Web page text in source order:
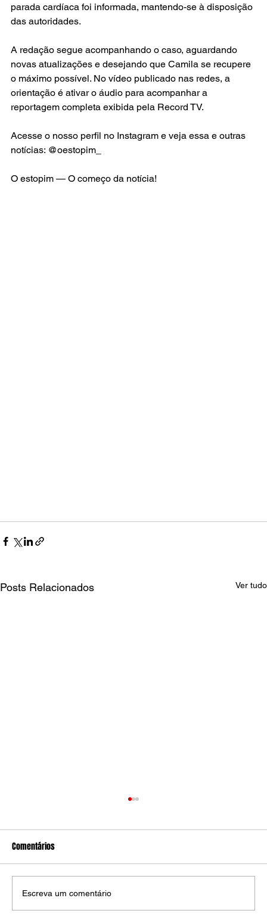
parada cardíaca foi informada, mantendo-se à disposição
das autoridades.
A redação segue acompanhando o caso, aguardando
novas atualizações e desejando que Camila se recupere
o máximo possível. No vídeo publicado nas redes, a
orientação é ativar o áudio para acompanhar a
reportagem completa exibida pela Record TV.
Acesse o nosso perfil no Instagram e veja essa e outras
notícias: @oestopim_
O estopim — O começo da notícia!
Posts Relacionados Ver tudo
Comentários
Escreva um comentário